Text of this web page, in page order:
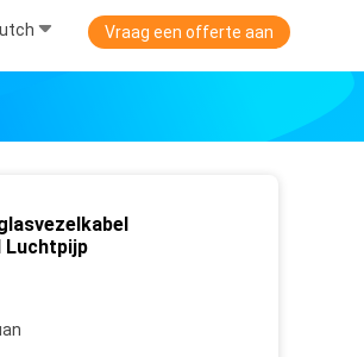
Vraag een offerte aan
Luchtpijp